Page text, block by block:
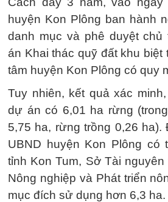
huyện Kon Plông ban hành
danh mục và phê duyệt
án Khai thác quỹ đất khu biệt
tâm huyện Kon Plông có quy
Tuy nhiên, kết quả xác
dự án có 6,01 ha rừng
5,75 ha, rừng trồng 0,26 ha).
UBND huyện Kon Plông có
tỉnh Kon Tum, Sở Tài
Nông nghiệp và Phát triển
mục đích sử dụng hơn 6,3 ha.